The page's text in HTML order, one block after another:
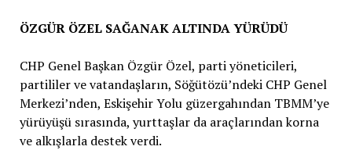
ÖZGÜR ÖZEL SAĞANAK ALTINDA YÜRÜDÜ
CHP Genel Başkan Özgür Özel, parti yöneticileri,
partililer ve vatandaşların, Söğütözü’ndeki CHP Genel
Merkezi’nden, Eskişehir Yolu güzergahından TBMM’ye
yürüyüşü sırasında, yurttaşlar da araçlarından korna
ve alkışlarla destek verdi.